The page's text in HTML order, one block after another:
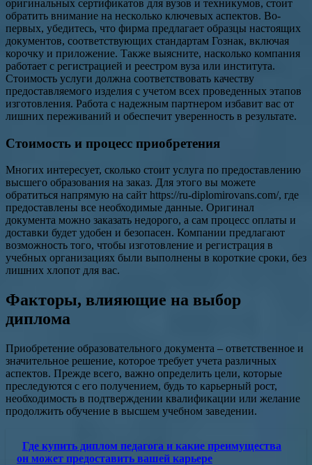
оригинальных сертификатов для вузов и техникумов, стоит
обратить внимание на несколько ключевых аспектов. Во-
первых, убедитесь, что фирма предлагает образцы настоящих
документов, соответствующих стандартам Гознак, включая
корочку и приложение. Также выясните, насколько компания
работает с регистрацией и реестром вуза или института.
Стоимость услуги должна соответствовать качеству
предоставляемого изделия с учетом всех проведенных этапов
изготовления. Работа с надежным партнером избавит вас от
лишних переживаний и обеспечит уверенность в результате.
Стоимость и процесс приобретения
Многих интересует, сколько стоит услуга по предоставлению
высшего образования на заказ. Для этого вы можете
обратиться напрямую на сайт https://ru-diplomirovans.com/, где
предоставлены все необходимые данные. Оригинал
документа можно заказать недорого, а сам процесс оплаты и
доставки будет удобен и безопасен. Компании предлагают
возможность того, чтобы изготовление и регистрация в
учебных организациях были выполнены в короткие сроки, без
лишних хлопот для вас.
Факторы, влияющие на выбор
диплома
Приобретение образовательного документа – ответственное и
значительное решение, которое требует учета различных
аспектов. Прежде всего, важно определить цели, которые
преследуются с его получением, будь то карьерный рост,
необходимость в подтверждении квалификации или желание
продолжить обучение в высшем учебном заведении.
Где купить диплом педагога и какие преимущества
он может предоставить вашей карьере